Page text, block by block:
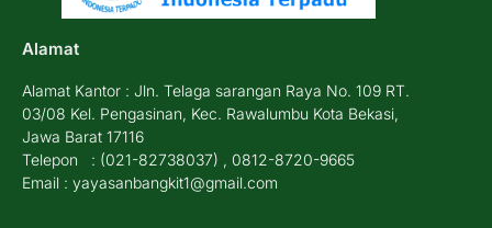
Alamat
Alamat Kantor : Jln. Telaga sarangan Raya No. 109 RT.
03/08 Kel. Pengasinan, Kec. Rawalumbu Kota Bekasi,
Jawa Barat 17116
Telepon : (021-82738037) , 0812-8720-9665
Email : yayasanbangkit1@gmail.com